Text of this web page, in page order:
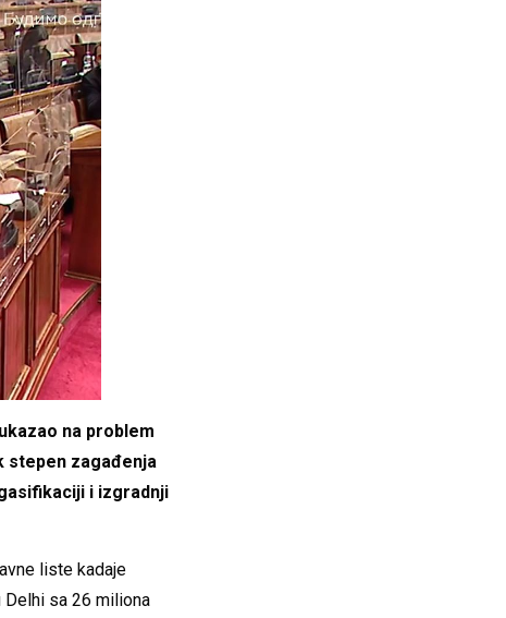
na problem
stepen zagađenja
i izgradnji
liste kadaje
Delhi sa 26 miliona